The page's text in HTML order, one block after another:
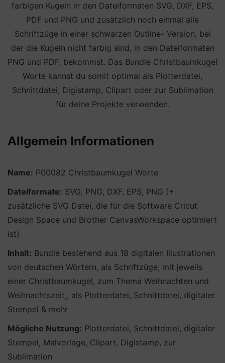
farbigen Kugeln in den Dateiformaten SVG, DXF, EPS,
PDF und PNG und zusätzlich noch einmal alle
Schriftzüge in einer schwarzen Outline- Version, bei
der die Kugeln nicht farbig sind, in den Dateiformaten
PNG und PDF, bekommst. Das Bundle Christbaumkugel
Worte kannst du somit optimal als Plotterdatei,
Schnittdatei, Digistamp, Clipart oder zur Sublimation
für deine Projekte verwenden.
Allgemein Informationen
Name: P00082 Christbaumkugel Worte
Dateiformate: SVG, PNG, DXF, EPS, PNG (+
zusätzliche SVG Datei, die für die Software Cricut
Design Space und Brother CanvasWorkspace optimiert
ist)
Inhalt: Bundle bestehend aus 18 digitalen Illustrationen
von deutschen Wörtern, als Schriftzüge, mit jeweils
einer Christbaumkugel, zum Thema Weihnachten und
Weihnachtszeit,, als Plotterdatei, Schnittdatei, digitaler
Stempel & mehr
Mögliche Nutzung: Plotterdatei, Schnittdatei, digitaler
Stempel, Malvorlage, Clipart, Digistamp, zur
Sublimation